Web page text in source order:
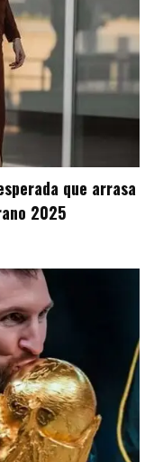
que arrasa
2025